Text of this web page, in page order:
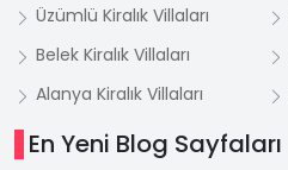
Üzümlü Kiralık Villaları
Belek Kiralık Villaları
Alanya Kiralık Villaları
En Yeni Blog Sayfaları